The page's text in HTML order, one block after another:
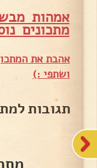
אמהות
מתכונים
אהבת את
ושתפי :)
תגובות